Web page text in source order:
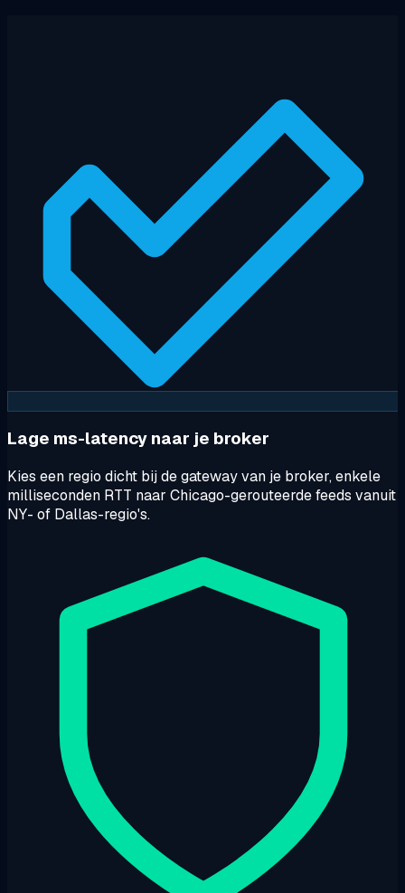
Lage ms-latency naar je broker
Kies een regio dicht bij de gateway van je broker, enkele
milliseconden RTT naar Chicago-gerouteerde feeds vanuit
NY- of Dallas-regio's.